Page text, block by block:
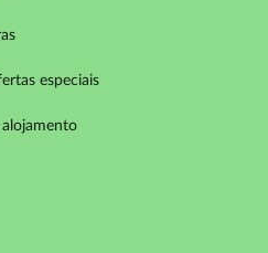
especiais
alojamento